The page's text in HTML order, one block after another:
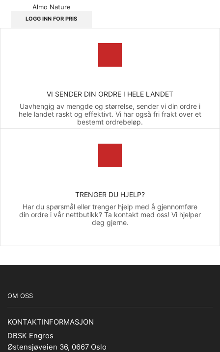
Almo Nature
LOGG INN FOR PRIS
VI SENDER DIN ORDRE I HELE LANDET
Uavhengig av mengde og størrelse, sender vi din ordre i
hele landet raskt og effektivt. Vi har også fri frakt over et
bestemt ordrebeløp.
TRENGER DU HJELP?
Har du spørsmål eller trenger hjelp med å gjennomføre
din ordre i vår nettbutikk? Ta kontakt med oss! Vi hjelper
deg gjerne.
OM OSS
KONTAKTINFORMASJON
DBSK Engros
Østensjøveien 36, 0667 Oslo